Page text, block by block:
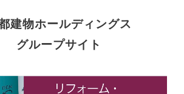
建物ホールディングス
グループサイト